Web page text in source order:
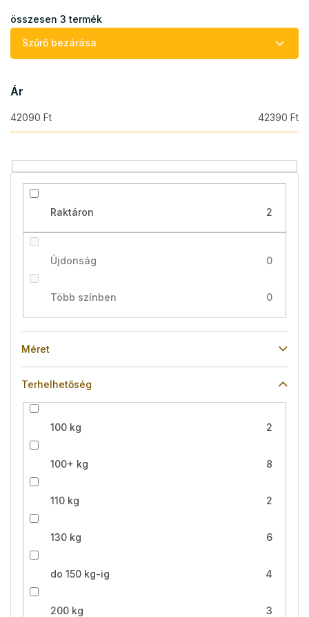
k
e
n
d
e
é
s
összesen 3 termék
Szűrő bezárása
Ár
42090 Ft 42390 Ft
Raktáron 2
Újdonság 0
Több színben 0
Méret
Terhelhetőség
100 kg 2
100+ kg 8
110 kg 2
130 kg 6
do 150 kg-ig 4
200 kg 3